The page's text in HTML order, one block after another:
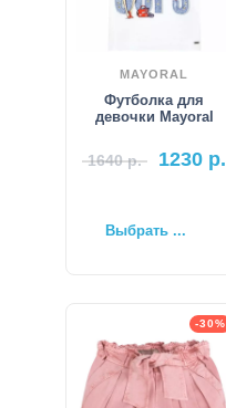
MAYORAL
Футболка для
девочки Mayoral
1640р. 1230 р.
Выбрать ...
-30%